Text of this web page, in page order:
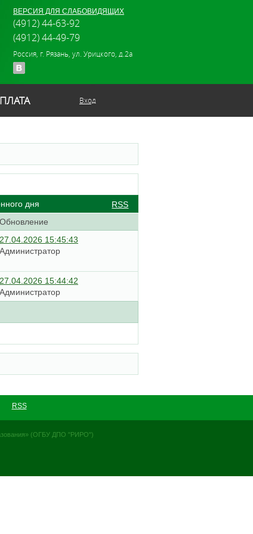
ВЕРСИЯ ДЛЯ СЛАБОВИДЯЩИХ
(4912) 44-63-92
(4912) 44-49-79
Россия, г. Рязань, ул. Урицкого, д.2а
Вход
RSS
дня
Обновление
27.04.2026 15:45:43
Администратор
27.04.2026 15:44:42
Администратор
RSS
(ОГБУ ДПО "РИРО")